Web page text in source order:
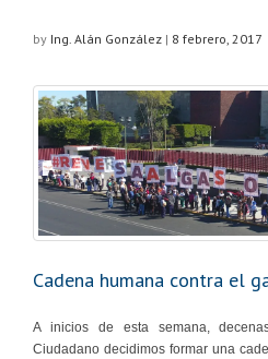
by Ing. Alán González | 8 febrero, 2017
Cadena humana contra el
A inicios de esta semana,
Ciudadano decidimos formar una